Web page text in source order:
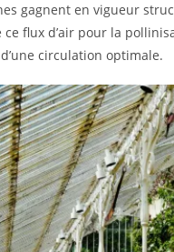
gagnent en vigueur
flux d’air pour la
circulation optimale.